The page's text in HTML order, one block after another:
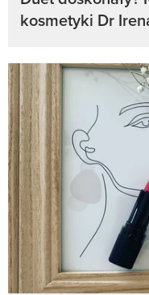
kosmetyki Dr